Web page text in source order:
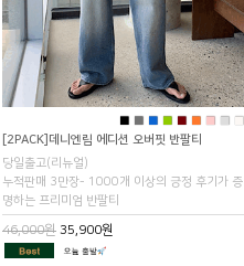
[2PACK]데니엔립 에디션 오버핏 반팔티
당일출고(리뉴얼)
누적판매 3만장- 1000개 이상의 긍정 후기가 증
명하는 프리미엄 반팔티
46,000원 35,900원